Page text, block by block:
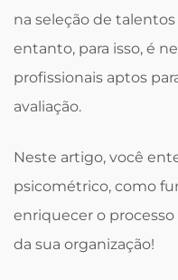
na seleção de
entanto, para isso, é
profissionais aptos
avaliação.
Neste artigo, você
psicométrico, como
enriquecer o
da sua organização!